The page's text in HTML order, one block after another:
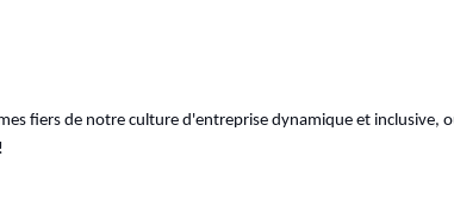
fiers de notre culture d'entreprise dynamique et inclusive,